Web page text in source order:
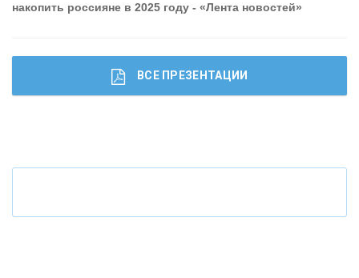
Что будет с наличными деньгами при цифровом
накопить россияне в 2025 году - «Лента новостей»
ВСЕ ПРЕЗЕНТАЦИИ